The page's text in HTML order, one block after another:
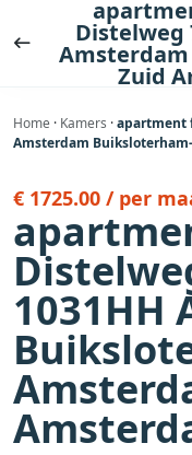
naar
Distelweg
Zuid
Home · Kamers ·apartment
Amsterdam
€ 1725.00 / per
1031HH